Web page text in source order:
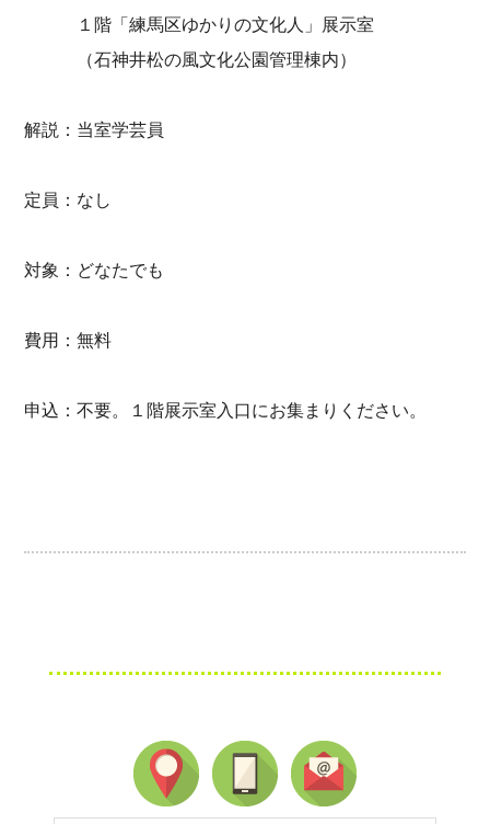
１階「練馬区ゆかりの文化人」展示室
（石神井松の風文化公園管理棟内）
解説：当室学芸員
定員：なし
対象：どなたでも
費用：無料
申込：不要。１階展示室入口にお集まりください。